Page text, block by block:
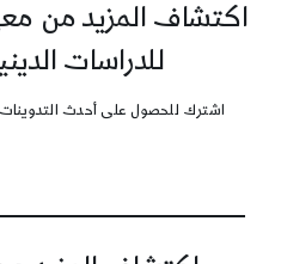
اكتشاف المزيد من
للدراسات
اشترك للحصول على أحدث التدوينات